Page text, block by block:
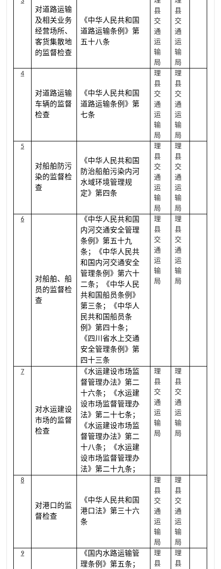
对道路运输
及相关业务
经营场所、
客货集散地
的监督检查
《中华人民共和国
道路运输条例》第
五十八条
县
交
通
运
输
局
县
交
通
运
输
局
4
对道路运输
车辆的监督
检查
《中华人民共和国
道路运输条例》第
七条
理
县
交
通
运
输
局
理
县
交
通
运
输
局
5
对船舶防污
染的监督检
查
《中华人民共和国
防治船舶污染内河
水域环境管理规
定》第四条
理
县
交
通
运
输
局
理
县
交
通
运
输
局
6
对船舶、船
员的监督检
查
《中华人民共和国
内河交通安全管理
条例》第五十九
条；《中华人民共
和国内河交通安全
管理条例》第六十
二条；《中华人民
共和国船员条例》
第三条；《中华人
民共和国船员条
例》第四十条；
《四川省水上交通
安全管理条例》第
四十三条
理
县
交
通
运
输
局
理
县
交
通
运
输
局
7
对水运建设
市场的监督
检查
《水运建设市场监
督管理办法》第二
十六条；《水运建
设市场监督管理办
法》第二十七条；
《水运建设市场监
督管理办法》第二
十八条；《水运建
设市场监督管理办
法》第二十九条；
理
县
交
通
运
输
局
理
县
交
通
运
输
局
8
对港口的监
督检查
《中华人民共和国
港口法》第三十六
条
理
县
交
通
运
输
局
理
县
交
通
运
输
局
9
《国内水路运输管
理条例》第五条；
理
县
理
县